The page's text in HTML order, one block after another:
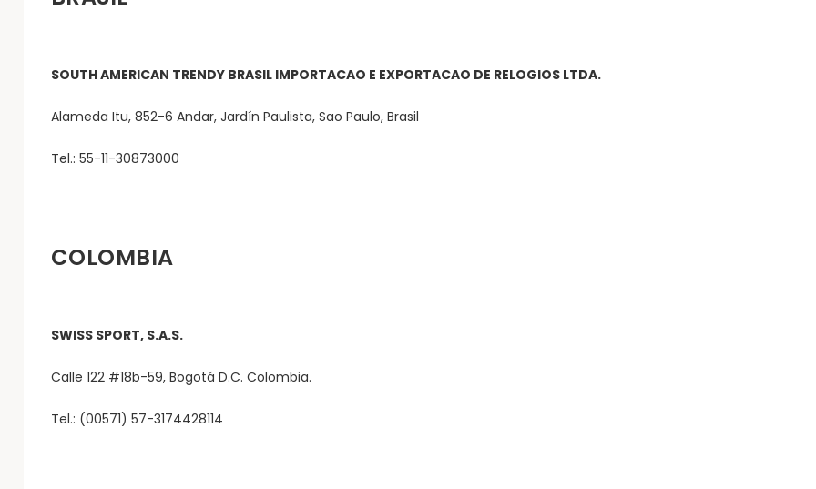
SOUTH AMERICAN TRENDY BRASIL IMPORTACAO E EXPORTACAO DE RELOGIOS LTDA.
Alameda Itu, 852-6 Andar, Jardín Paulista, Sao Paulo, Brasil
Tel.: 55-11-30873000
COLOMBIA
SWISS SPORT, S.A.S.
Calle 122 #18b-59, Bogotá D.C. Colombia.
Tel.: (00571) 57-3174428114